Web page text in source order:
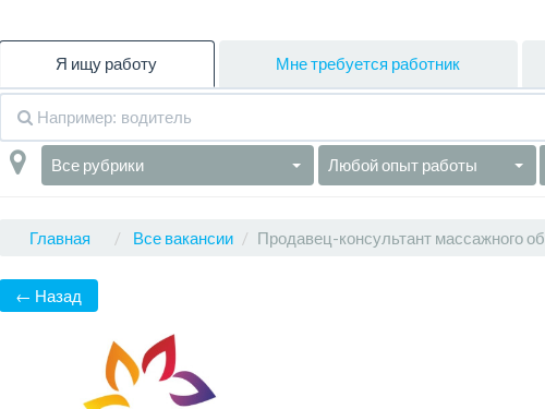
Я ищу работу Мне требуется работник
Все рубрики Любой опыт работы
Главная Все вакансии Продавец-консультант массажного
← Назад